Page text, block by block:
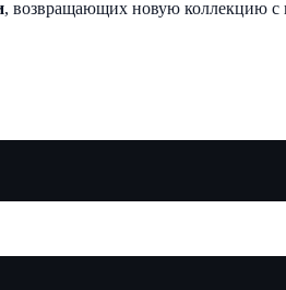
, возвращающих новую коллекцию